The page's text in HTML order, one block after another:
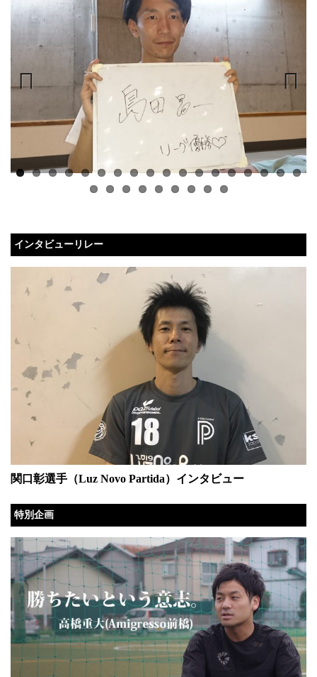
Previous Next
インタビューリレー
関口彰選手（Luz Novo Partida）インタビュー
特別企画